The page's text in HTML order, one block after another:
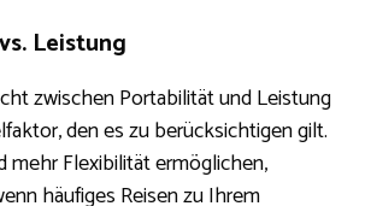
Leistung
zwischen Portabilität und Leistung
den es zu berücksichtigen gilt.
mehr Flexibilität ermöglichen,
häufiges Reisen zu Ihrem